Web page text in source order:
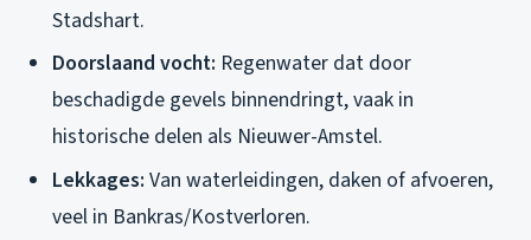
Stadshart.
Doorslaand vocht: Regenwater dat door
beschadigde gevels binnendringt, vaak in
historische delen als Nieuwer-Amstel.
Lekkages: Van waterleidingen, daken of afvoeren,
veel in Bankras/Kostverloren.